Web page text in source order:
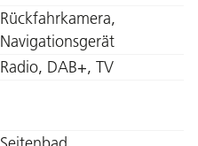
Rückfahrkamera,
Navigationsgerät
Radio, DAB+, TV